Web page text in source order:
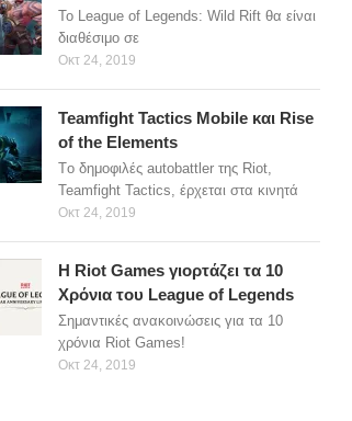
Το League of Legends: Wild Rift θα είναι
διαθέσιμο σε
Οκτ 24, 2019
Teamfight Tactics Mobile και Rise
of the Elements
Tο δημοφιλές autobattler της Riot,
Teamfight Tactics, έρχεται στα κινητά
Οκτ 24, 2019
H Riot Games γιορτάζει τα 10
Χρόνια του League of Legends
Σημαντικές ανακοινώσεις για τα 10
χρόνια Riot Games!
Οκτ 24, 2019